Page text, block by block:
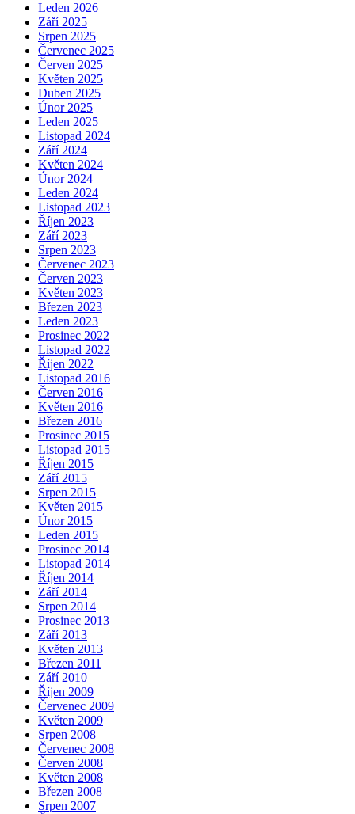
Leden 2026
Září 2025
Srpen 2025
Červenec 2025
Červen 2025
Květen 2025
Duben 2025
Únor 2025
Leden 2025
Listopad 2024
Září 2024
Květen 2024
Únor 2024
Leden 2024
Listopad 2023
Říjen 2023
Září 2023
Srpen 2023
Červenec 2023
Červen 2023
Květen 2023
Březen 2023
Leden 2023
Prosinec 2022
Listopad 2022
Říjen 2022
Listopad 2016
Červen 2016
Květen 2016
Březen 2016
Prosinec 2015
Listopad 2015
Říjen 2015
Září 2015
Srpen 2015
Květen 2015
Únor 2015
Leden 2015
Prosinec 2014
Listopad 2014
Říjen 2014
Září 2014
Srpen 2014
Prosinec 2013
Září 2013
Květen 2013
Březen 2011
Září 2010
Říjen 2009
Červenec 2009
Květen 2009
Srpen 2008
Červenec 2008
Červen 2008
Květen 2008
Březen 2008
Srpen 2007